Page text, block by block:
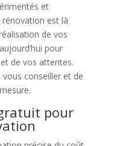
et
est là
de vos
pour
de vos attentes.
conseiller et de
pour